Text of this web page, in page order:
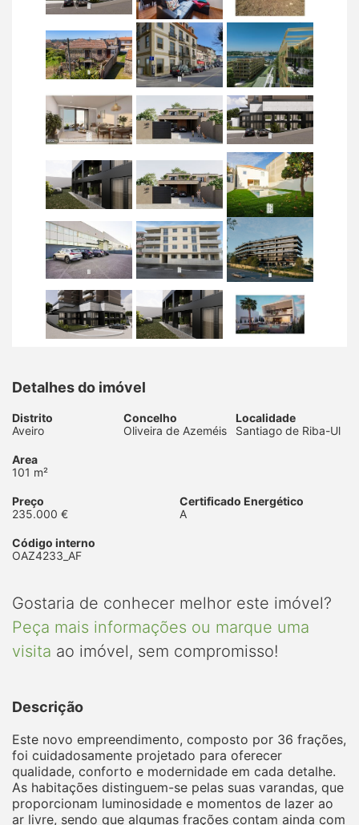
Detalhes do imóvel
Distrito
Aveiro
Concelho
Oliveira de Azeméis
Localidade
Santiago de Riba-Ul
Area
101 m²
Preço
235.000 €
Certificado Energético
A
Código interno
OAZ4233_AF
Gostaria de conhecer melhor este imóvel?
Peça mais informações ou marque uma
visita ao imóvel, sem compromisso!
Descrição
Este novo empreendimento, composto por 36 frações,
foi cuidadosamente projetado para oferecer
qualidade, conforto e modernidade em cada detalhe.
As habitações distinguem-se pelas suas varandas, que
proporcionam luminosidade e momentos de lazer ao
ar livre, sendo que algumas frações contam ainda com